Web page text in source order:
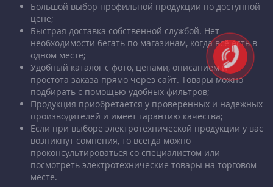
Большой выбор профильной продукции по доступной
цене;
Быстрая доставка собственной службой. Нет
необходимости бегать по магазинам, когда всё есть в
одном месте;
Удобный каталог с фото, ценами, описанием и
простота заказа прямо через сайт. Товары можно
подбирать с помощью удобных фильтров;
Продукция приобретается у проверенных и надежных
производителей и имеет гарантию качества;
Если при выборе электротехнической продукции у вас
возникнут сомнения, то всегда можно
проконсультироваться со специалистом или
посмотреть электротехнические товары на торговом
месте.